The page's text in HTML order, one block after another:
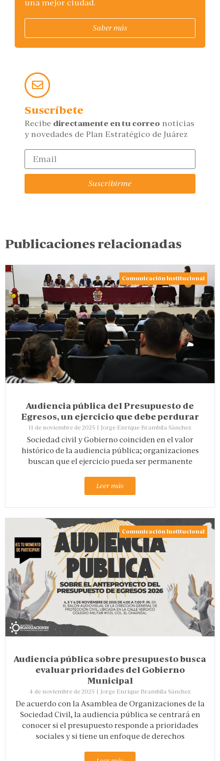
una mejor ciudad.
Saber más
Suscríbete
Recibe directamente en tu correo noticias
y novedades de Plan Estratégico de Juárez
Suscribirme
Publicaciones relacionadas
Comunicación Institucional
Audiencia pública del Presupuesto de
Egresos, un ejercicio que debe perdurar
11 de noviembre de 2025 | Jorge Enrique Brambila Sánchez
Sociedad civil y Gobierno coinciden en el valor
histórico de la audiencia pública; organizaciones
buscan que el ejercicio pueda ser permanente
Leer más
Comunicación Institucional
Audiencia pública sobre presupuesto busca
evaluar prioridades del Gobierno
Municipal
4 de noviembre de 2025 | Jorge Enrique Brambila Sánchez
De acuerdo con la Asamblea de Organizaciones de la
Sociedad Civil, la audiencia pública se centrará en
conocer si el presupuesto responde a prioridades
sociales y si tiene un enfoque de derechos